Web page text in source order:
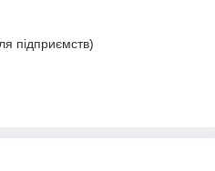
підприємств)